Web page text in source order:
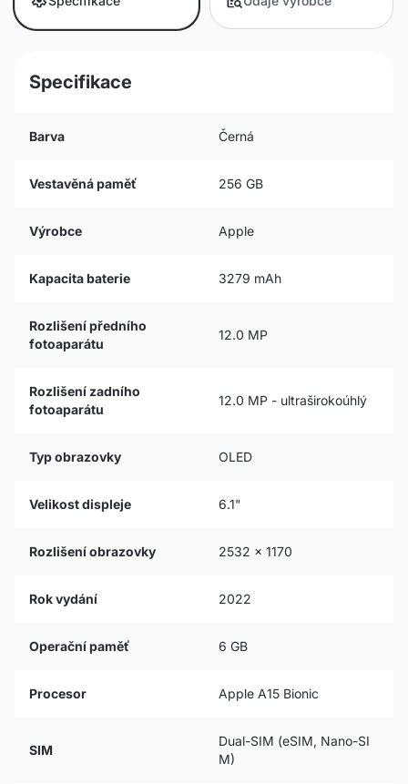
Specifikace
Barva Černá
Vestavěná paměť 256 GB
Výrobce Apple
Kapacita baterie 3279 mAh
Rozlišení předního
fotoaparátu
12.0 MP
Rozlišení zadního
fotoaparátu
12.0 MP - ultraširokoúhlý
Typ obrazovky OLED
Velikost displeje 6.1"
Rozlišení obrazovky 2532 x 1170
Rok vydání 2022
Operační paměť 6 GB
Procesor Apple A15 Bionic
SIM
Dual-SIM (eSIM, Nano-SI
M)